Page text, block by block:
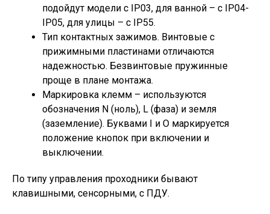
подойдут модели с IP03, для ванной – с IP04-
IP05, для улицы – с IP55.
Тип контактных зажимов. Винтовые с
прижимными пластинами отличаются
надежностью. Безвинтовые пружинные
проще в плане монтажа.
Маркировка клемм – используются
обозначения N (ноль), L (фаза) и земля
(заземление). Буквами I и O маркируется
положение кнопок при включении и
выключении.
По типу управления проходники бывают
клавишными, сенсорными, с ПДУ.